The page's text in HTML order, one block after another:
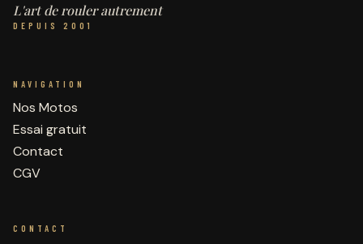
L'art de rouler autrement
DEPUIS 2001
NAVIGATION
Nos Motos
Essai gratuit
Contact
CGV
CONTACT